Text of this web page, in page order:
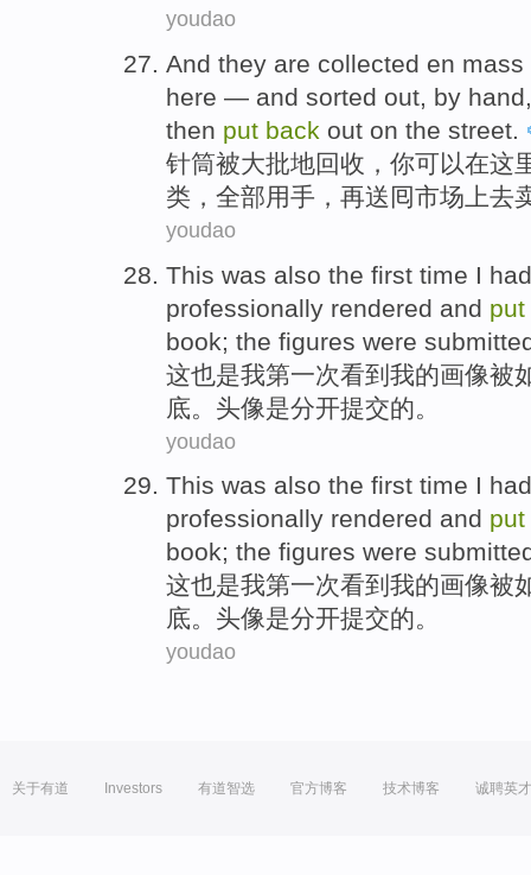
youdao
And they are collected en mass
here — and sorted out, by hand
then put back out on the street.
针筒被大批地回收 ， 你可以在这
类 ，全部用手 ， 再送 囘市场上去
youdao
This was also the first time I
professionally rendered and put
book; the figures were
这也是我第一次看到我的画像被
底 。 头像是分开提交的。
youdao
This was also the first time I
professionally rendered and put
book; the figures were
这也是我第一次看到 我的画像被
底。 头像是分开提交的。
youdao
关于有道 Investors 有道智选 官方博客 技术博客 诚聘英才